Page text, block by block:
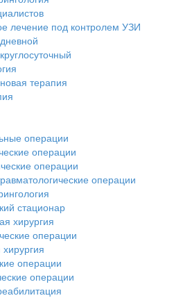
лечение под контролем УЗИ
терапия
операции
операции
операции
операции
стационар
хирургия
операции
операции
операции